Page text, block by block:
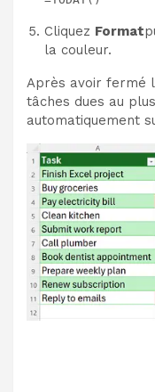
Cliquez Format
la couleur.
Après avoir fermé
tâches dues au
automatiquement